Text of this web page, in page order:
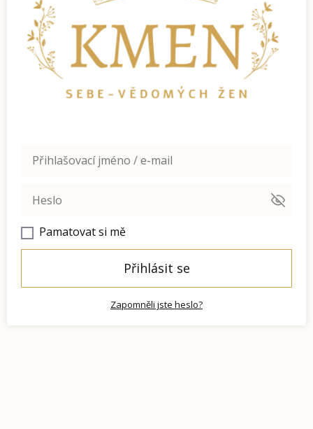
Pamatovat si mě
Přihlásit se
Zapomněli jste heslo?